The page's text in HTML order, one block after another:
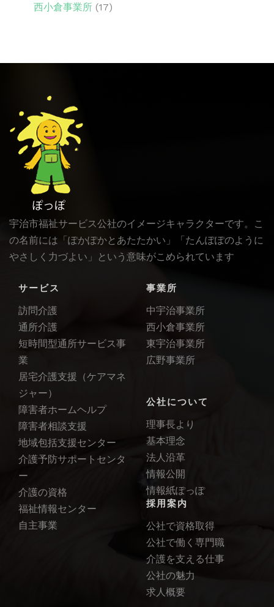
西小倉事業所 (17)
宇治市福祉サービス公社のイメージキャラクターです。こ
の名前には「ぽかぽかとあたたかい」「たんぽぽのように
やさしく力づよい」という意味がこめられています
サービス
訪問介護
通所介護
短時間型通所サービス事
業
居宅介護支援（ケアマネ
ジャー）
障害者ホームヘルプ
障害者相談支援
地域包括支援センター
介護予防サポートセンタ
ー
介護の資格
福祉情報センター
自主事業
事業所
中宇治事業所
西小倉事業所
東宇治事業所
広野事業所
公社について
理事長より
基本理念
法人沿革
情報公開
情報紙ぽっぽ
採用案内
公社で資格取得
公社で働く専門職
介護を支える仕事
公社の魅力
求人概要